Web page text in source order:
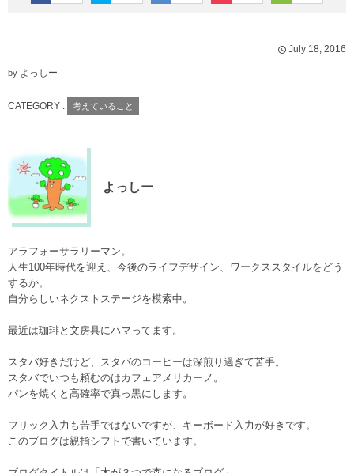
July 18, 2016
by よっしー
CATEGORY : 考えていること
よっしー
アラフォーサラリーマン。
人生100年時代を迎え、今後のライフデザイン、ワークススタイルをどう
するか。
自分らしいネクストステージを模索中。
最近は珈琲と文房具にハマってます。
スタバ好きだけど、スタバのコーヒーは深煎り過ぎて苦手。
スタバでいつも頼むのはカフェアメリカーノ。
パンを焼くと高確率で真っ黒にします。
フリック入力も苦手ではないですが、キーボード入力が好きです。
このブログは親指シフトで書いています。